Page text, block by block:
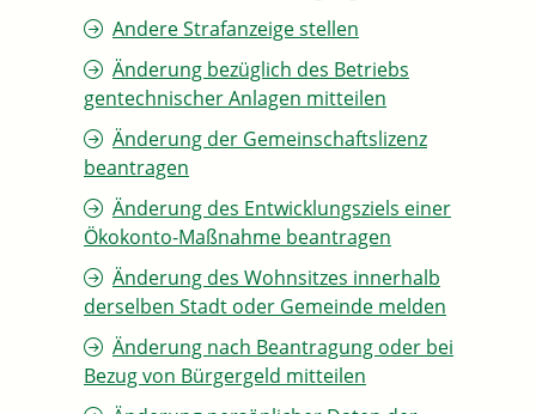
Andere Strafanzeige stellen
Änderung bezüglich des Betriebs
gentechnischer Anlagen mitteilen
Änderung der Gemeinschaftslizenz
beantragen
Änderung des Entwicklungsziels einer
Ökokonto-Maßnahme beantragen
Änderung des Wohnsitzes innerhalb
derselben Stadt oder Gemeinde melden
Änderung nach Beantragung oder bei
Bezug von Bürgergeld mitteilen